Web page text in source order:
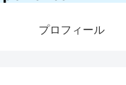
プロフィール